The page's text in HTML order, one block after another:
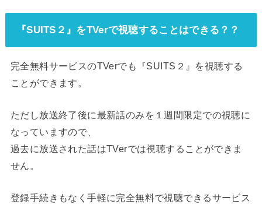
『SUITS２』をTVerで視聴することはできる？？
完全無料サービスのTVerでも『SUITS２』を視聴する
ことができます。
ただし放送終了後に最新話のみを１週間限定での視聴に
なっていますので、
過去に放送された話はTVerでは視聴することができま
せん。
登録手続きもなく手軽に完全無料で視聴できるサービス